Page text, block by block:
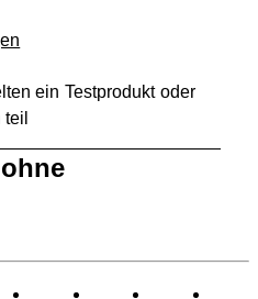
ein Testprodukt oder